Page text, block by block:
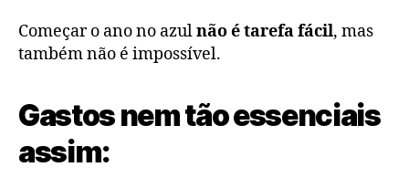
Começar o ano no azulnão é tarefa fácil, mas
também não é impossível.
Gastos nem tão essenciais
assim: